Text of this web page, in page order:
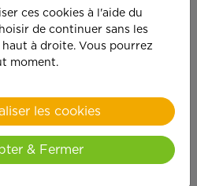
plus
ur !
ces cookies à l'aide du
de continuer sans les
à droite. Vous pourrez
moment.
les cookies
& Fermer